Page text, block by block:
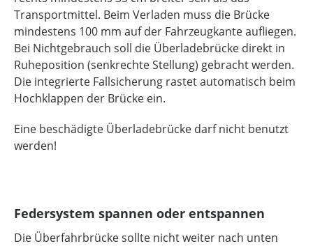
Transportmittel. Beim Verladen muss die Brücke
mindestens 100 mm auf der Fahrzeugkante aufliegen.
Bei Nichtgebrauch soll die Überladebrücke direkt in
Ruheposition (senkrechte Stellung) gebracht werden.
Die integrierte Fallsicherung rastet automatisch beim
Hochklappen der Brücke ein.
Eine beschädigte Überladebrücke darf nicht benutzt
werden!
Federsystem spannen oder entspannen
Die Überfahrbrücke sollte nicht weiter nach unten